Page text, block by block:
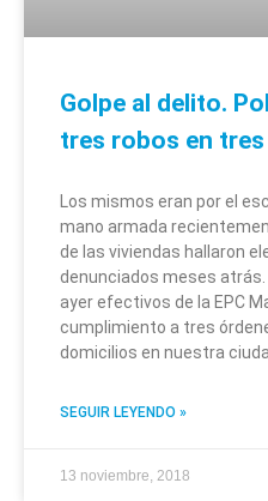
Golpe al delito.
tres robos en
Los mismos eran por el
mano armada
de las viviendas hallaron
denunciados meses atrás.
ayer efectivos de la EPC
cumplimiento a tres
domicilios en nuestra
SEGUIR LEYENDO »
13 noviembre, 2018